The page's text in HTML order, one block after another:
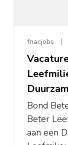
fnacjobs
Bond
Beter
aan een